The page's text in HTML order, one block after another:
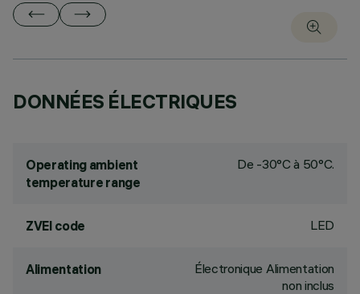
DONNÉES ÉLECTRIQUES
Operating ambient
temperature range
De -30°C à 50°C.
ZVEI code LED
Alimentation
Électronique Alimentation
non inclus